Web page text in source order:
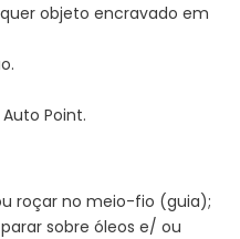
objeto encravado em
Point.
roçar no meio-fio (guia);
sobre óleos e/ ou